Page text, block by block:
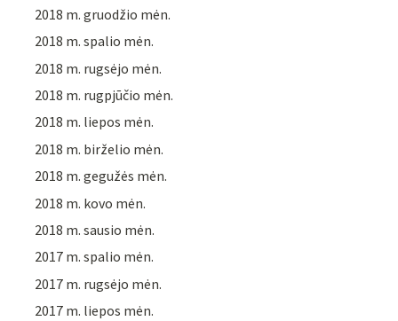
2018 m. gruodžio mėn.
2018 m. spalio mėn.
2018 m. rugsėjo mėn.
2018 m. rugpjūčio mėn.
2018 m. liepos mėn.
2018 m. birželio mėn.
2018 m. gegužės mėn.
2018 m. kovo mėn.
2018 m. sausio mėn.
2017 m. spalio mėn.
2017 m. rugsėjo mėn.
2017 m. liepos mėn.